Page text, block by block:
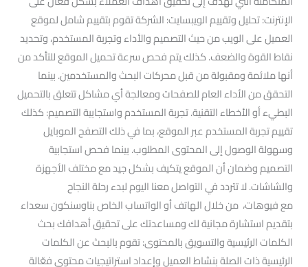
الإنترنت: تحليل وتقييم الويبسايت: الشركة تقوم بتقييم شامل لموقع
العميل على الويب من حيث التصميم والأداء وتجربة المستخدم، وتحديد
نقاط القوة والضعف. كذلك يتم فحص سرعة تحميل الموقع للتأكد من
أنها ملائمة ومقبولة من قبل محركات البحث والمستخدمين. بينما
التحقق من الأداء العام للصفحات ومعالجة أي مشاكل تتعلق بالتحميل
البطيء أو الأخطاء التقنية. تجربة المستخدم واستجابية التصميم: كذلك
تقييم تجربة المستخدم عبر الموقع، بما في ذلك التصفح الموبايل
وسهولة الوصول إلى المحتوى المطلوب. بينما فحص استجابية
التصميم وضمان أن الموقع يتكيف بشكل جيد مع مختلف الأجهزة
والشاشات. لا تتردد في التواصل معنا اليوم لبدء رحلة النجاح
مع فيوهات، من خلال الهاتف أو الواتساب الخاص بناوسنكون سعداء
بتقديم استشارة مجانية لك ومساعدتك على تحقيق أهدافك بحث
الكلمات الرئيسية والتسويق بالمحتوى: تقوم بالبحث عن الكلمات
الرئيسية ذات الصلة بنشاط العميل وإعداد استراتيجيات محتوى فعّالة